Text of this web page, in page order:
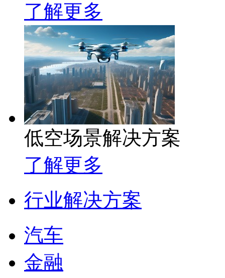
了解更多
低空场景解决方案
了解更多
行业解决方案
汽车
金融